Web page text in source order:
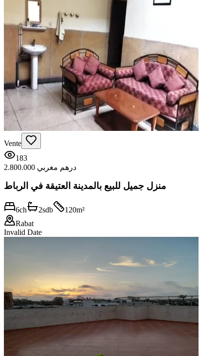
Vente
183
2.800.000 درهم مغربي
منزل جميل للبيع بالمدينة العتيقة في الرباط
6ch 2sdb 120m²
Rabat
Invalid Date